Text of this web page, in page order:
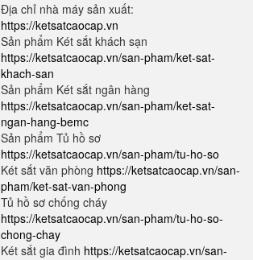
Địa chỉ nhà máy sản xuất:
https://ketsatcaocap.vn
Sản phẩm Két sắt khách sạn
https://ketsatcaocap.vn/san-pham/ket-sat-
khach-san
Sản phẩm Két sắt ngân hàng
https://ketsatcaocap.vn/san-pham/ket-sat-
ngan-hang-bemc
Sản phẩm Tủ hồ sơ
https://ketsatcaocap.vn/san-pham/tu-ho-so
Két sắt văn phòng https://ketsatcaocap.vn/san-
pham/ket-sat-van-phong
Tủ hồ sơ chống cháy
https://ketsatcaocap.vn/san-pham/tu-ho-so-
chong-chay
Két sắt gia đình https://ketsatcaocap.vn/san-